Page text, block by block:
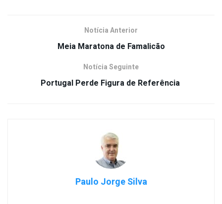
Notícia Anterior
Meia Maratona de Famalicão
Notícia Seguinte
Portugal Perde Figura de Referência
Paulo Jorge Silva